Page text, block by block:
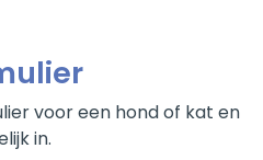
voor een hond of kat en
in.